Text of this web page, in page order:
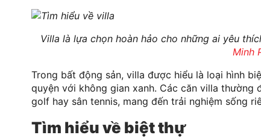
Villa là lựa chọn hoàn hảo cho những ai yêu
Minh
Trong bất động sản, villa được hiểu là loại hình
quyện với không gian xanh. Các căn villa thường
golf hay sân tennis, mang đến trải nghiệm sống
Tìm hiểu về biệt thự